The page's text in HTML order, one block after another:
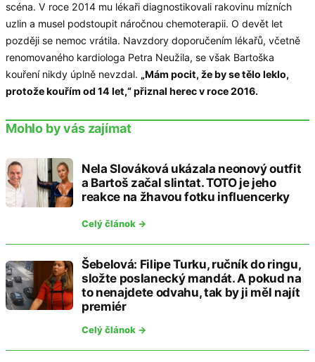
scéna. V roce 2014 mu lékaři diagnostikovali rakovinu mízních
uzlin a musel podstoupit náročnou chemoterapii. O devět let
později se nemoc vrátila. Navzdory doporučením lékařů, včetně
renomovaného kardiologa Petra Neužila, se však Bartoška
kouření nikdy úplně nevzdal. „Mám pocit, že by se tělo leklo,
protože kouřím od 14 let,“ přiznal herec v roce 2016.
Mohlo by vás zajímat
Nela Slováková ukázala neonový outfit
a Bartoš začal slintat. TOTO je jeho
reakce na žhavou fotku influencerky
Celý článok →
Šebelová: Filipe Turku, ručník do ringu,
složte poslanecký mandát. A pokud na
to nenajdete odvahu, tak by ji měl najít
premiér
Celý článok →